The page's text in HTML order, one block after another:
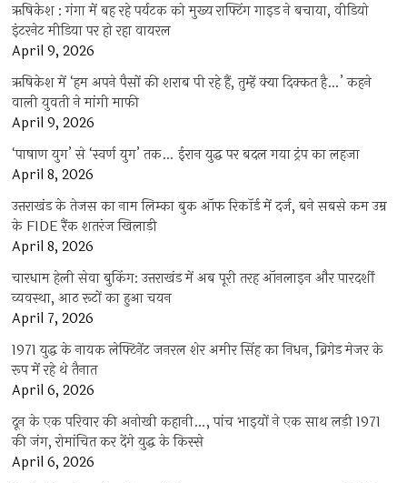
ऋषिकेश : गंगा में बह रहे पर्यटक को मुख्य राफ्टिंग गाइड ने बचाया, वीडियो
इंटरनेट मीडिया पर हो रहा वायरल
April 9, 2026
ऋषिकेश में ‘हम अपने पैसों की शराब पी रहे हैं, तुम्हें क्या दिक्कत है…’ कहने
वाली युवती ने मांगी माफी
April 9, 2026
‘पाषाण युग’ से ‘स्वर्ण युग’ तक… ईरान युद्ध पर बदल गया ट्रंप का लहजा
April 8, 2026
उत्तराखंड के तेजस का नाम लिम्का बुक ऑफ रिकॉर्ड में दर्ज, बने सबसे कम उम्र
के FIDE रैंक शतरंज खिलाड़ी
April 8, 2026
चारधाम हेली सेवा बुकिंग: उत्तराखंड में अब पूरी तरह ऑनलाइन और पारदर्शी
व्यवस्था, आठ रूटों का हुआ चयन
April 7, 2026
1971 युद्ध के नायक लेफ्टिनेंट जनरल शेर अमीर सिंह का निधन, ब्रिगेड मेजर के
रूप में रहे थे तैनात
April 6, 2026
दून के एक परिवार की अनोखी कहानी…, पांच भाइयों ने एक साथ लड़ी 1971
की जंग, रोमांचित कर देंगे युद्ध के किस्से
April 6, 2026